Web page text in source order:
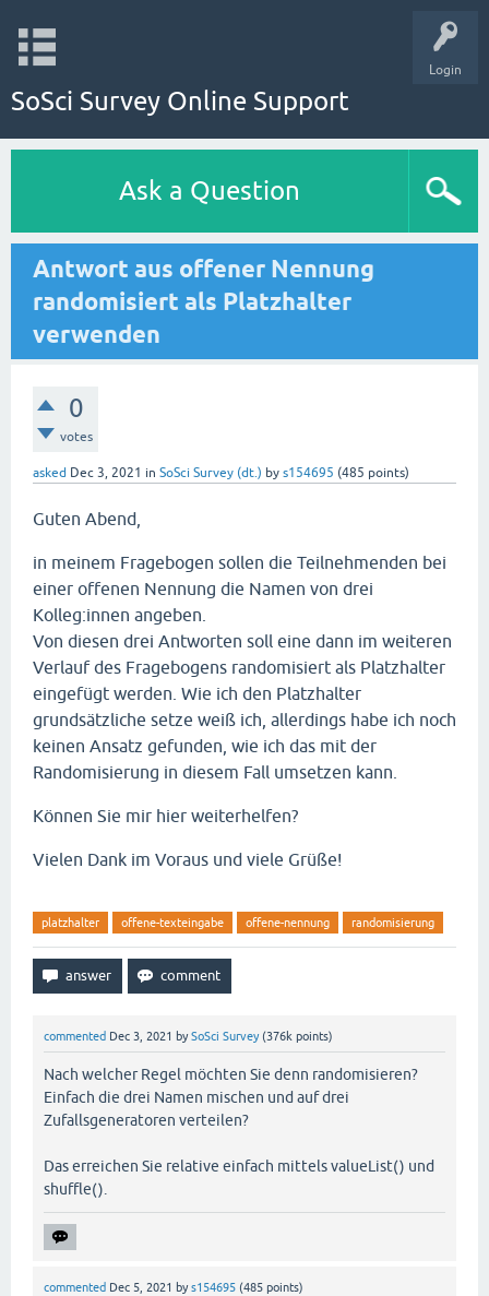
Login
SoSci Survey Online Support
Ask a Question
Antwort aus offener Nennung
randomisiert als Platzhalter
verwenden
0
votes
asked Dec 3, 2021 in SoSci Survey (dt.) by s154695 (485 points)
Guten Abend,
in meinem Fragebogen sollen die Teilnehmenden bei
einer offenen Nennung die Namen von drei
Kolleg:innen angeben.
Von diesen drei Antworten soll eine dann im weiteren
Verlauf des Fragebogens randomisiert als Platzhalter
eingefügt werden. Wie ich den Platzhalter
grundsätzliche setze weiß ich, allerdings habe ich noch
keinen Ansatz gefunden, wie ich das mit der
Randomisierung in diesem Fall umsetzen kann.
Können Sie mir hier weiterhelfen?
Vielen Dank im Voraus und viele Grüße!
platzhalter offene-texteingabe offene-nennung randomisierung
commented Dec 3, 2021 bySoSci Survey (376k points)
Nach welcher Regel möchten Sie denn randomisieren?
Einfach die drei Namen mischen und auf drei
Zufallsgeneratoren verteilen?
Das erreichen Sie relative einfach mittels valueList() und
shuffle().
commented Dec 5, 2021 bys154695 (485 points)